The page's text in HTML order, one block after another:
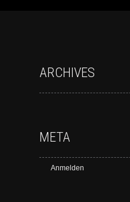
ARCHIVES
META
Anmelden